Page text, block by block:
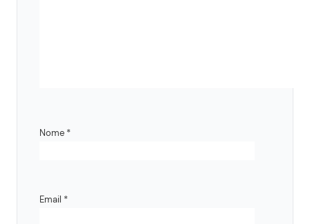
Nome *
Email *